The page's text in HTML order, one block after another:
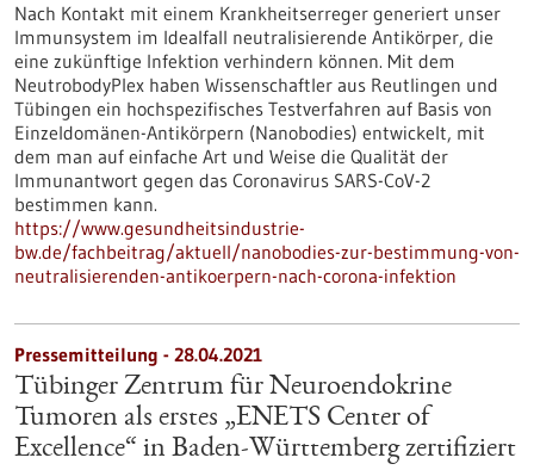
Nach Kontakt mit einem Krankheitserreger generiert unser
Immunsystem im Idealfall neutralisierende Antikörper, die
eine zukünftige Infektion verhindern können. Mit dem
NeutrobodyPlex haben Wissenschaftler aus Reutlingen und
Tübingen ein hochspezifisches Testverfahren auf Basis von
Einzeldomänen-Antikörpern (Nanobodies) entwickelt, mit
dem man auf einfache Art und Weise die Qualität der
Immunantwort gegen das Coronavirus SARS-CoV-2
bestimmen kann.
https://www.gesundheitsindustrie-
bw.de/fachbeitrag/aktuell/nanobodies-zur-bestimmung-von-
neutralisierenden-antikoerpern-nach-corona-infektion
Pressemitteilung - 28.04.2021
Tübinger Zentrum für Neuroendokrine
Tumoren als erstes „ENETS Center of
Excellence“ in Baden-Württemberg zertifiziert